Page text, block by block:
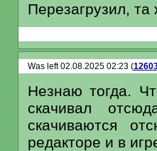
Перезагрузил, та
Was left 02.08.2025 02:23 (
Незнаю тогда.
скачивал
скачиваются
редакторе и в